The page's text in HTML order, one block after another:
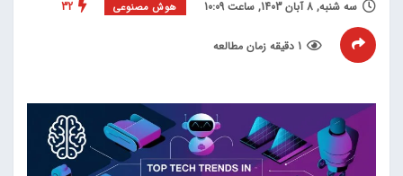
سه شنبه, 8 آبان 1403, ساعت 10:09 هوش مصنوعی 32
1 دقیقه زمان مطالعه